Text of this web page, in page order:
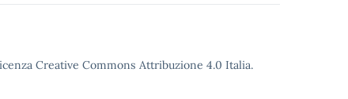
Creative Commons Attribuzione 4.0 Italia.